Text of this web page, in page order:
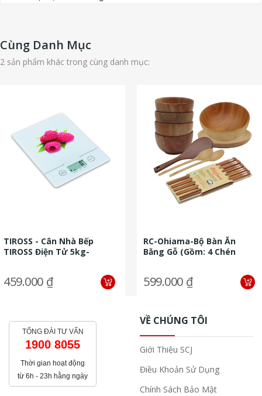
Cùng Danh Mục
2 sản phẩm khác trong cùng danh mục:
TIROSS - Cân Nhà Bếp
TIROSS Điện Tử 5kg-
459.000 ₫
RC-Ohiama-Bộ Bàn Ăn
Bằng Gỗ (gồm: 4 Chén
599.000 ₫
TỔNG ĐÀI TƯ VẤN
1900 8055
Thời gian hoạt động
từ 6h - 23h hằng ngày
VỀ CHÚNG TÔI
Giới Thiệu SCJ
Điều Khoản Sử Dụng
Chính Sách Bảo Mật